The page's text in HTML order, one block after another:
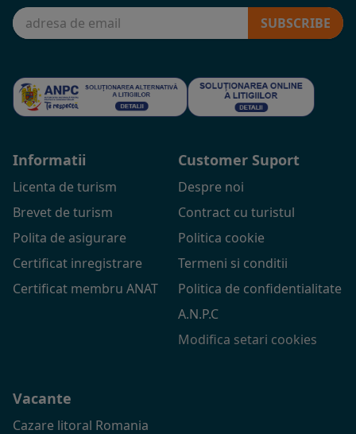
SUBSCRIBE
Informatii
Licenta de turism
Brevet de turism
Polita de asigurare
Certificat inregistrare
Certificat membru ANAT
Customer Suport
Despre noi
Contract cu turistul
Politica cookie
Termeni si conditii
Politica de confidentialitate
A.N.P.C
Modifica setari cookies
Vacante
Cazare litoral Romania